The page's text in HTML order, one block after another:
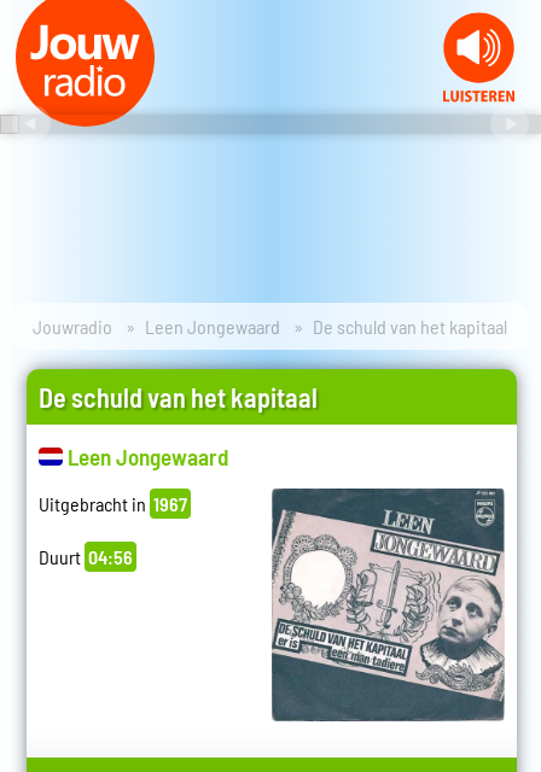
Jouwradio Leen Jongewaard De schuld van het kapitaal
De schuld van het kapitaal
Leen Jongewaard
Uitgebracht in 1967
Duurt 04:56